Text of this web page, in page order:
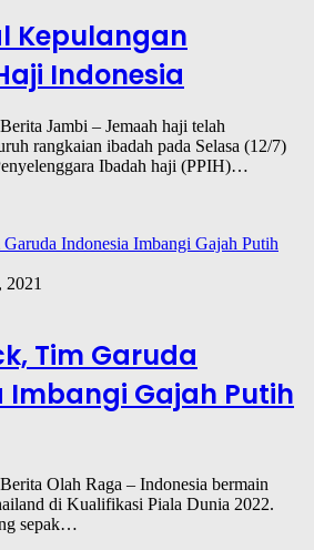
Kepulangan
Indonesia
Jambi – Jemaah haji telah
rangkaian ibadah pada Selasa (12/7)
Ibadah haji (PPIH)…
2021
Tim Garuda
Imbangi Gajah Putih
Olah Raga – Indonesia bermain
di Kualifikasi Piala Dunia 2022.
sepak…